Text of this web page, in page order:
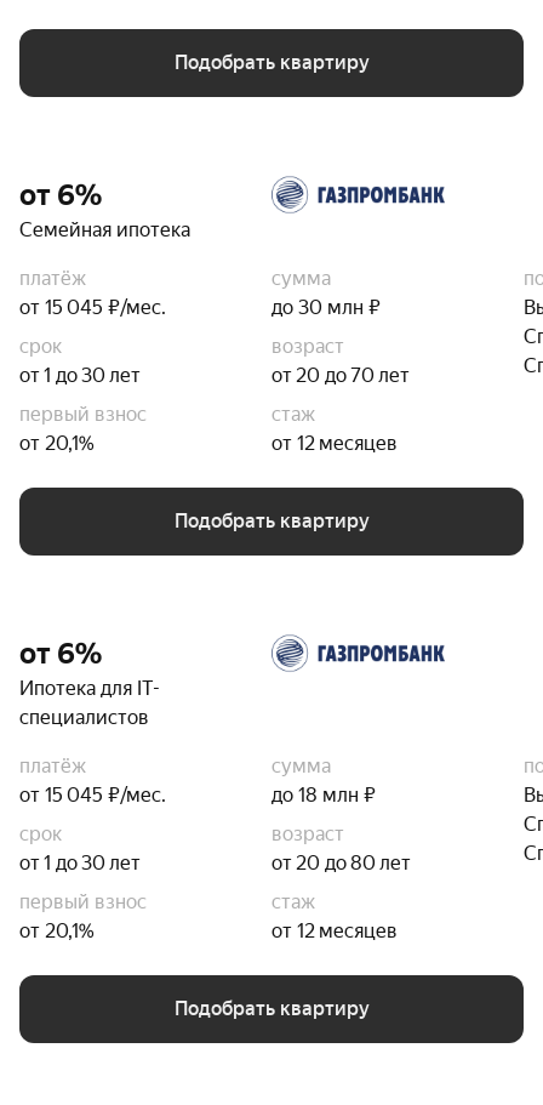
Подобрать квартиру
от 6%
Семейная ипотека
платёж
от 15 045 ₽/мес.
сумма
до 30 млн ₽
срок
от 1 до 30 лет
возраст
от 20 до 70 лет
первый взнос
от 20,1%
стаж
от 12 месяцев
Подобрать квартиру
от 6%
Ипотека для IT-
специалистов
платёж
от 15 045 ₽/мес.
сумма
до 18 млн ₽
срок
от 1 до 30 лет
возраст
от 20 до 80 лет
первый взнос
от 20,1%
стаж
от 12 месяцев
Подобрать квартиру